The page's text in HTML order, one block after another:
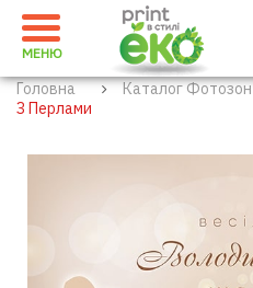
МЕНЮ
Головна Каталог Фотозон
З Перлами